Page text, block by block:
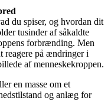
du spiser, og hvordan dit
tusinder af såkaldte
forbrænding. Men
reagere på ændringer i
af menneskekroppen.
en masse om et
og anlæg for